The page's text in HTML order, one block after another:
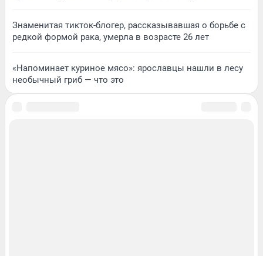
Знаменитая тикток-блогер, рассказывавшая о борьбе с
редкой формой рака, умерла в возрасте 26 лет
«Напоминает куриное мясо»: ярославцы нашли в лесу
необычный гриб — что это